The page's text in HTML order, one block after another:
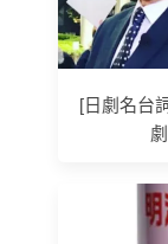
[日劇名台